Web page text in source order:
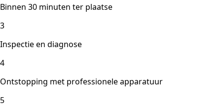
Binnen 30 minuten ter plaatse
3
Inspectie en diagnose
4
Ontstopping met professionele apparatuur
5